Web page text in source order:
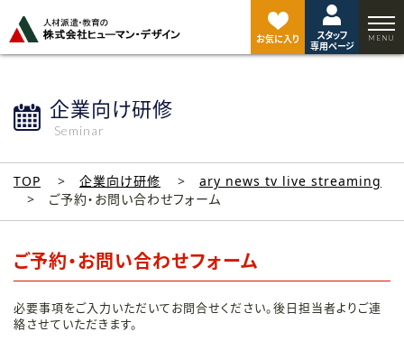
お気に入り
スタッフ
専用ページ
企業向け研修
Seminar
TOP 企業向け研修
ary news tv live streaming
ご予約・お問い合わせフォーム
ご予約・お問い合わせフォーム
必要事項をご入力いただいてお問合せください。後日担当者よりご連
絡させていただきます。
ジ
ト